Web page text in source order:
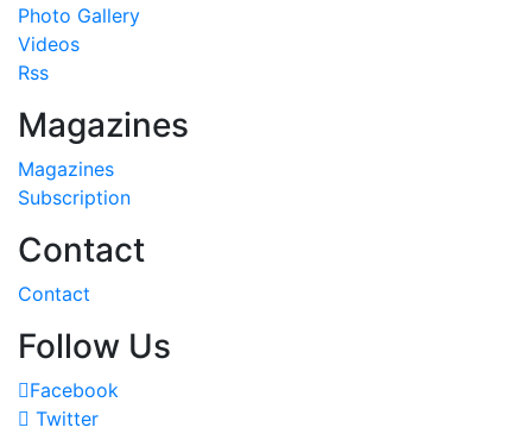
Photo Gallery
Videos
Rss
Magazines
Magazines
Subscription
Contact
Contact
Follow Us
Facebook
Twitter